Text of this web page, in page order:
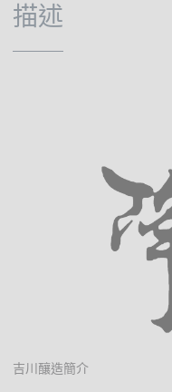
描述
吉川釀造簡介